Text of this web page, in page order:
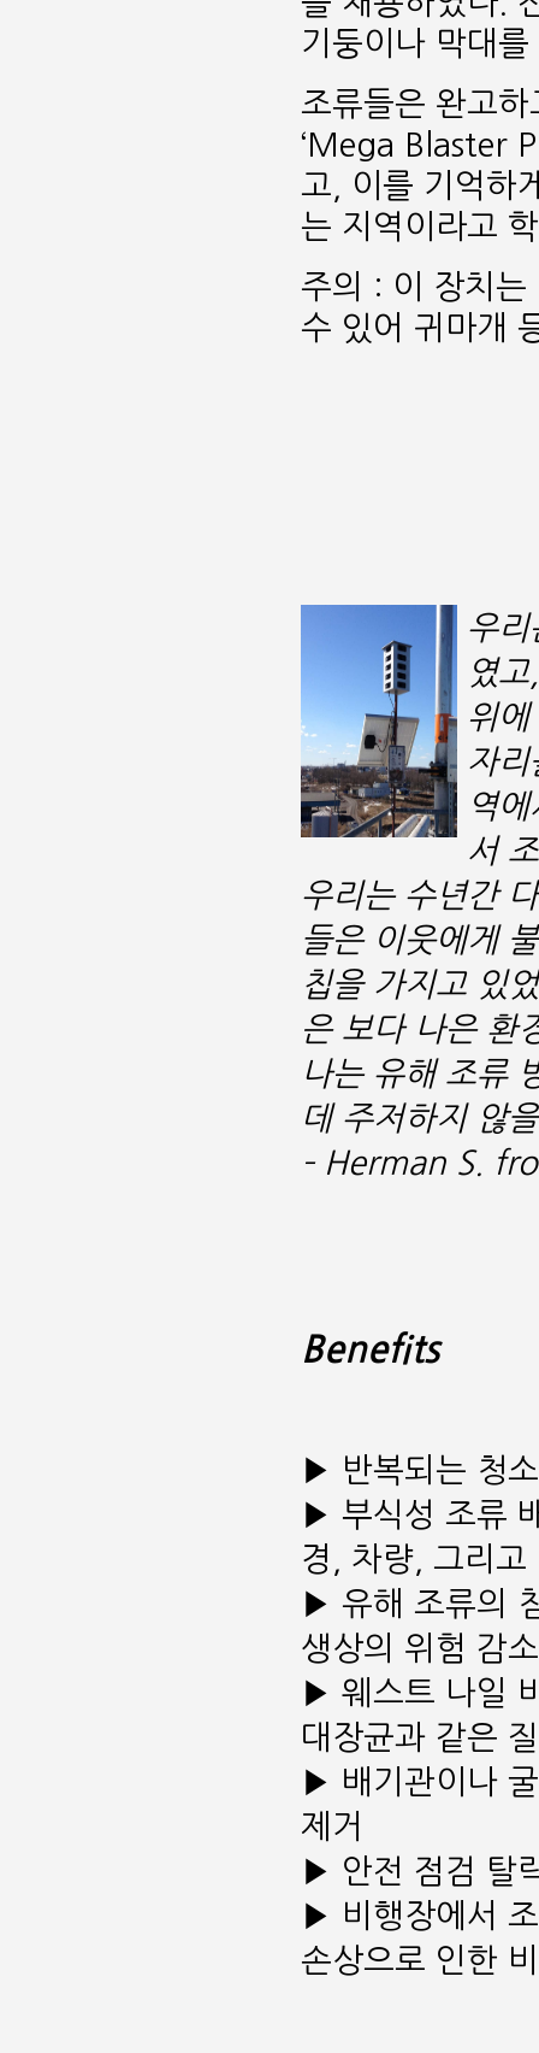
기둥이나 막대
조류들은 완고
‘Mega Blaster
고, 이를 기억하
는 지역이라고
주의 : 이 장치
수 있어 귀마개
우
였
위에
자
역
서
우리는 수년간
들은 이웃에게
칩을 가지고 있
은 보다 나은 환
나는 유해 조류
데 주저하지 않
– Herman S.
Benefits
▶ 반복되는 청
▶ 부식성 조류
경, 차량, 그리
▶ 유해 조류의
생상의 위험 감소
▶ 웨스트 나일
대장균과 같은
▶ 배기관이나
제거
▶ 안전 점검 탈
▶ 비행장에서
손상으로 인한